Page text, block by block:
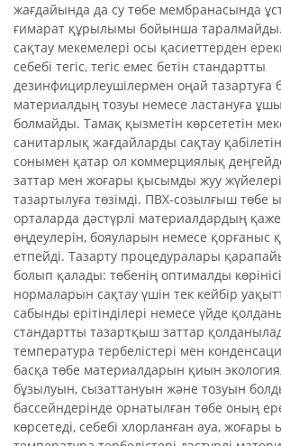
жағдайында да су төбе мембранасында
ғимарат құрылымы бойынша
сақтау мекемелері осы қасиеттерден
себебі тегіс, тегіс емес бетін стандартты
дезинфицирлеушілермен оңай тазартуға
материалдың тозуы немесе ластануға
болмайды. Тамақ қызметін көрсететін
санитарлық жағдайларды сақтау
сонымен қатар ол коммерциялық
заттар мен жоғары қысымды жуу
тазартылуға төзімді. ПВХ-созылғыш төбе
орталарда дәстүрлі материалдардың
өңдеулерін, бояуларын немесе қорғаныс
етпейді. Тазарту процедуралары
болып қалады: төбенің оптималды
нормаларын сақтау үшін тек кейбір
сабынды ерітінділері немесе үйде
стандартты тазартқыш заттар
температура тербелістері мен
басқа төбе материалдарын қиын
бұзылуын, сызаттануын және тозуын
бассейндерінде орнатылған төбе оның
көрсетеді, себебі хлорланған ауа,